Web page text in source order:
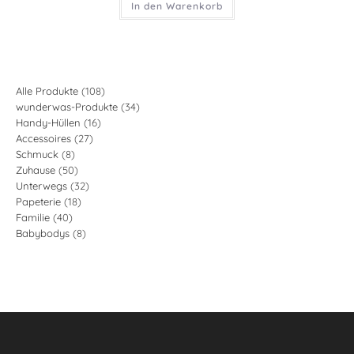
In den Warenkorb
Alle Produkte 108108
Produkte
wunderwas-Produkte 3434
Handy-Hüllen 1616
Accessoires 2727
Schmuck 88
Produkte
Zuhause 5050
Produkte
Unterwegs 3232
Papeterie 1818
Familie 4040
Produkte
Babybodys 88